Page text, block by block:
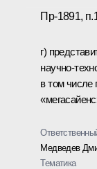
Пр-1891,
г)
научно-
в том числе
Медведев
Тематика